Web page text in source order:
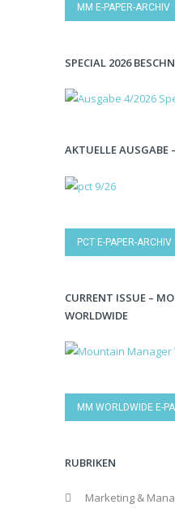
MM E-PAPER-ARCHIV
SPECIAL 2026
AKTUELLE AUSGABE
PCT E-PAPER-ARCHIV
CURRENT ISSUE –
WORLDWIDE
MM WORLDWIDE E-
RUBRIKEN
Marketing &